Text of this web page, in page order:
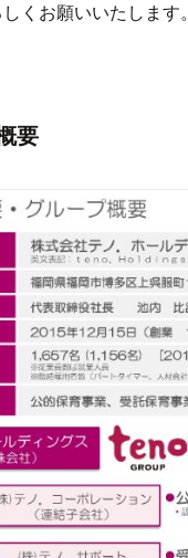
くお願いいたします。
要